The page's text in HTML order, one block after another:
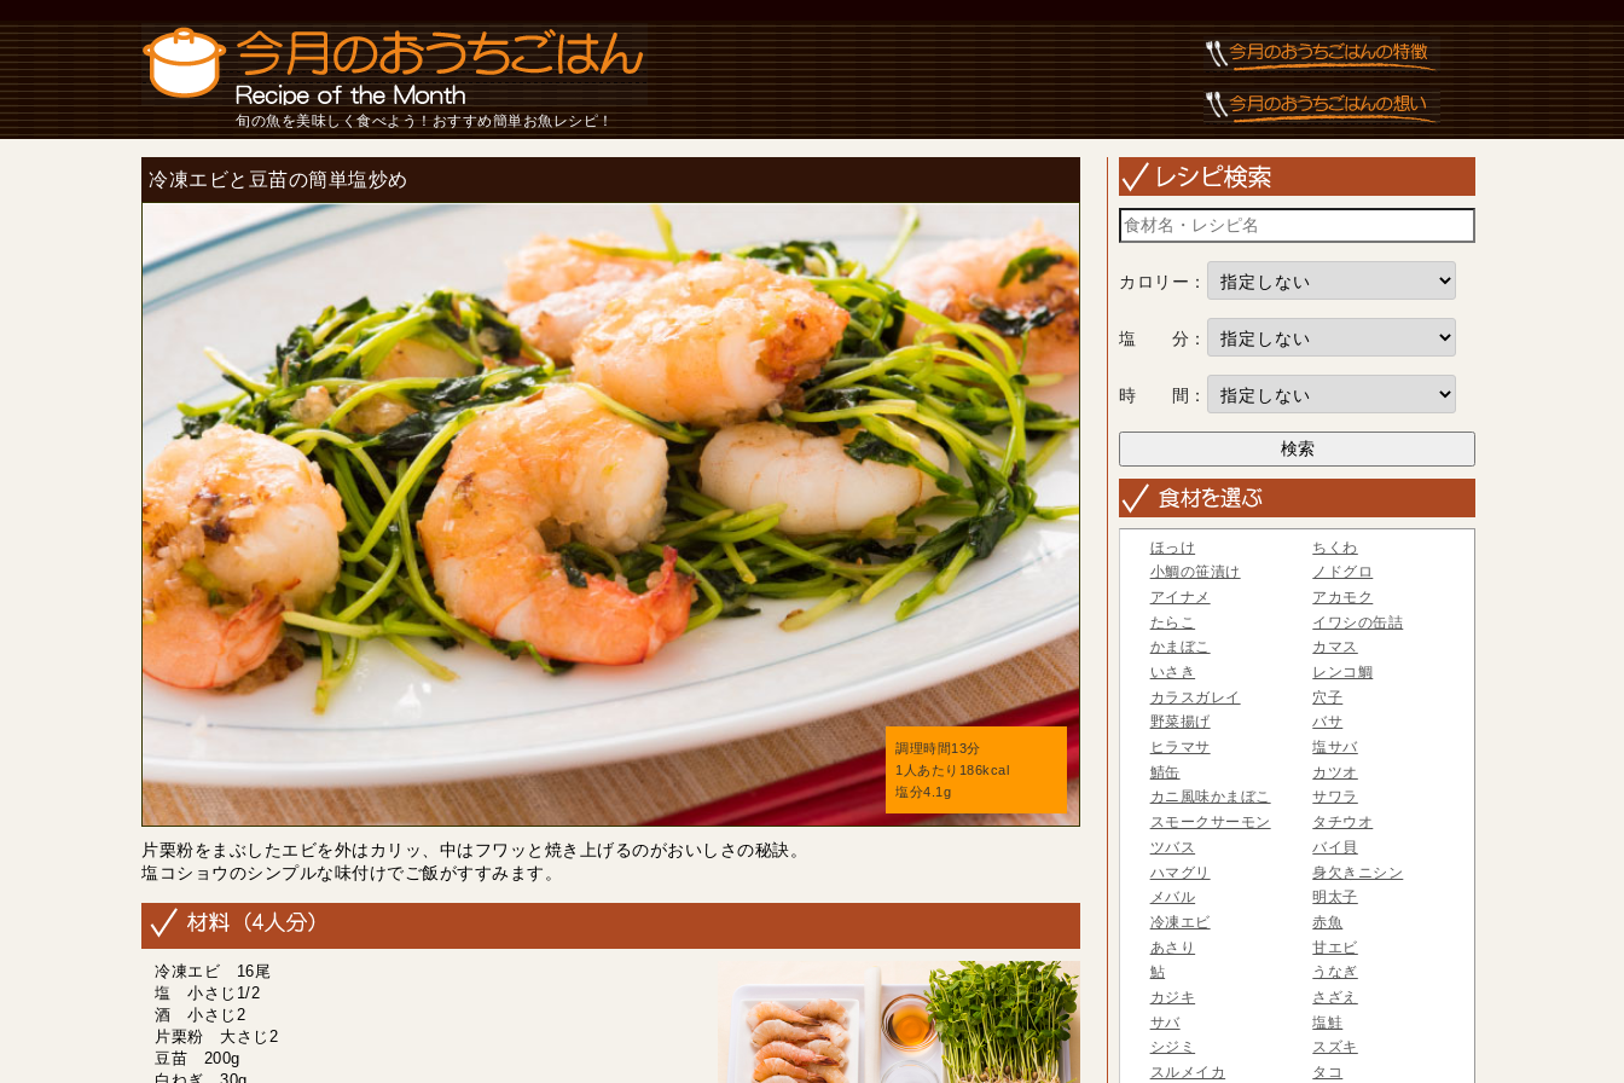
旬の魚を美味しく食べよう！おすすめ簡単お魚レシピ！
冷凍エビと豆苗の簡単塩炒め
調理時間13分
1人あたり186kcal
塩分4.1g
片栗粉をまぶしたエビを外はカリッ、中はフワッと焼き上げるのがおいしさの秘訣。
塩コショウのシンプルな味付けでご飯がすすみます。
冷凍エビ 16尾
塩 小さじ1/2
酒 小さじ2
片栗粉 大さじ2
豆苗 200g
カロリー：
塩 分：
時 間：
ほっけ
ちくわ
小鯛の笹漬け
ノドグロ
アイナメ
アカモク
たらこ
イワシの缶詰
かまぼこ
カマス
いさき
レンコ鯛
カラスガレイ
穴子
野菜揚げ
バサ
ヒラマサ
塩サバ
鯖缶
カツオ
カニ風味かまぼこ
サワラ
スモークサーモン
タチウオ
ツバス
バイ貝
ハマグリ
身欠きニシン
メバル
明太子
冷凍エビ
赤魚
あさり
甘エビ
鮎
うなぎ
カジキ
さざえ
サバ
塩鮭
シジミ
スズキ
スルメイカ
タコ